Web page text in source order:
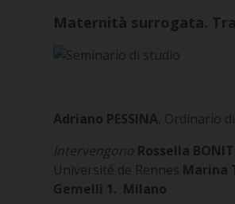
Maternità surrogata.
Adriano PESSINA , Ordinario
Intervengono Rossella
Université de Rennes Marina
Gemelli 1. Milano